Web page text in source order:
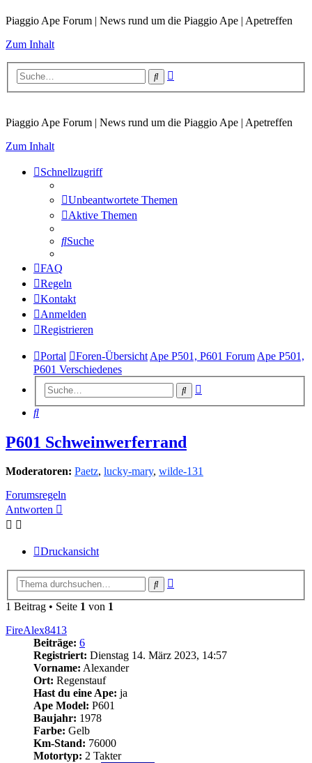
Piaggio Ape Forum | News rund um die Piaggio Ape | Apetreffen
Zum Inhalt
Suche
Piaggio Ape Forum | News rund um die Piaggio Ape | Apetreffen
Zum Inhalt
Schnellzugriff
Unbeantwortete Themen
Aktive Themen
Suche
FAQ
Regeln
Kontakt
Anmelden
Registrieren
Portal Foren-Übersicht Ape P501, P601 Forum Ape P501,
P601 Verschiedenes
Suche
Suche
P601 Schweinwerferrand
Moderatoren: Paetz, lucky-mary, wilde-131
Forumsregeln
Antworten
Druckansicht
Suche
1 Beitrag • Seite 1 von 1
FireAlex8413
Beiträge: 6
Registriert: Dienstag 14. März 2023, 14:57
Vorname: Alexander
Ort: Regenstauf
Hast du eine Ape: ja
Ape Model: P601
Baujahr: 1978
Farbe: Gelb
Km-Stand: 76000
Motortyp: 2 Takter